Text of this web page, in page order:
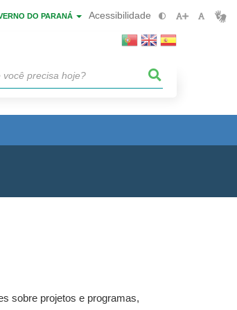
DO PARANÁ Acessibilidade
sobre projetos e programas,